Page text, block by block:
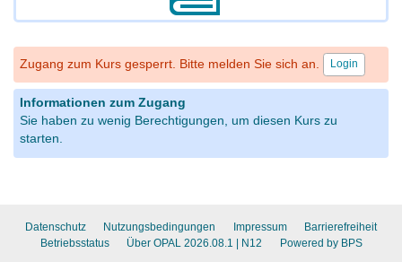
Zugang zum Kurs gesperrt. Bitte melden Sie sich an. Login
Informationen zum Zugang
Sie haben zu wenig Berechtigungen, um diesen Kurs zu
starten.
Datenschutz Nutzungsbedingungen Impressum
Barrierefreiheit
Betriebsstatus
Über OPAL 2026.08.1 | N12 Powered by BPS